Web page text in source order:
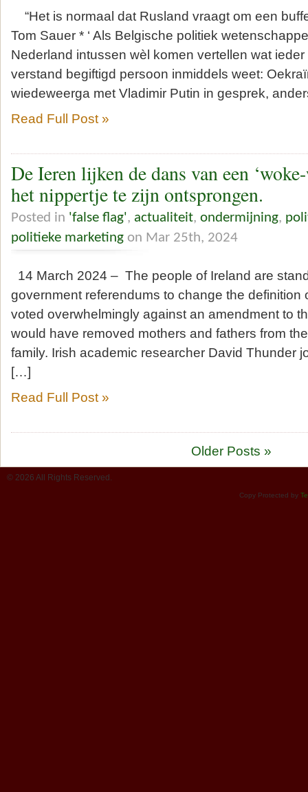
“Het is normaal dat Rusland vraagt om een
Tom Sauer * ‘ Als Belgische politiek
Nederland intussen wèl komen vertellen wat
verstand begiftigd persoon inmiddels weet:
wiedeweerga met Vladimir Putin in gesprek,
Read Full Post »
De Ieren lijken de dans van een
het nippertje te zijn ontsprongen.
Posted in 'false flag', actualiteit, ondermijning,
politieke marketing on Mar 25th, 2024
14 March 2024 – The people of Ireland are
government referendums to change the definition
voted overwhelmingly against an amendment to
would have removed mothers and fathers from
family. Irish academic researcher David Thunder
[…]
Read Full Post »
Older Posts »
© 2026 All Rights Reserved.
Copy Protected by